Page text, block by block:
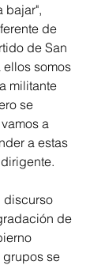
bajar",
de
de San
ellos somos
militante
se
a
a estas
discurso
de
grupos se